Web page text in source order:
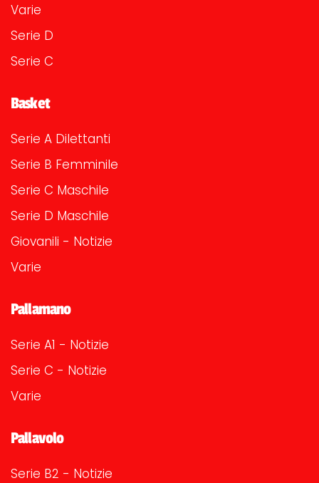
Varie
Serie D
Serie C
Basket
Serie A Dilettanti
Serie B Femminile
Serie C Maschile
Serie D Maschile
Giovanili - Notizie
Varie
Pallamano
Serie A1 - Notizie
Serie C - Notizie
Varie
Pallavolo
Serie B2 - Notizie